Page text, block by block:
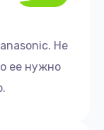
Не
ее нужно